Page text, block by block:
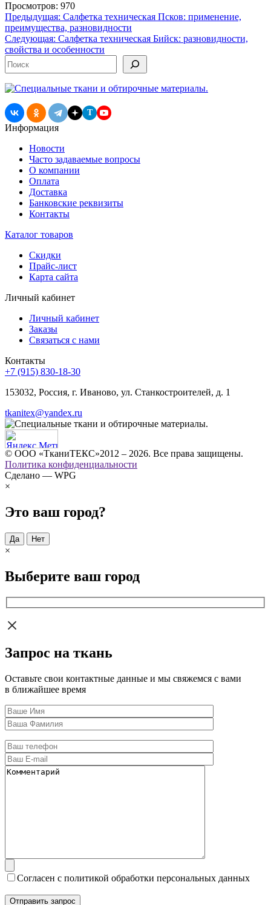
Просмотров: 970
Навигация
по
записям
Предыдущая: Салфетка техническая Псков: применение,
преимущества, разновидности
Следующая: Салфетка техническая Бийск: разновидности,
свойства и особенности
Поиск
T
Информация
Новости
Часто задаваемые вопросы
О компании
Оплата
Доставка
Банковские реквизиты
Контакты
Каталог товаров
Скидки
Прайс-лист
Карта сайта
Личный кабинет
Личный кабинет
Заказы
Связаться с нами
Контакты
+7 (915) 830-18-30
153032, Россия, г. Иваново, ул. Станкостроителей, д. 1
tkanitex@yandex.ru
© ООО «ТканиТЕКС»2012 – 2026. Все права защищены.
Политика конфиденциальности
Сделано — WPG
×
Это ваш город?
Да Нет
×
Выберите ваш город
Запрос на ткань
Оставьте свои контактные данные и мы свяжемся с вами
в ближайшее время
Согласен с политикой обработки персональных данных